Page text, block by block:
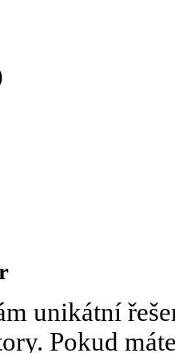
unikátní
Pokud